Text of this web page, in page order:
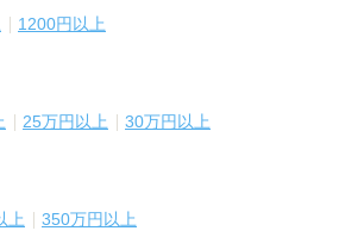
1200円以上
25万円以上 30万円以上
上 350万円以上